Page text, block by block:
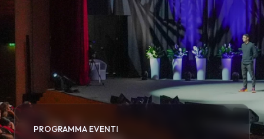
PROGRAMMA EVENTI